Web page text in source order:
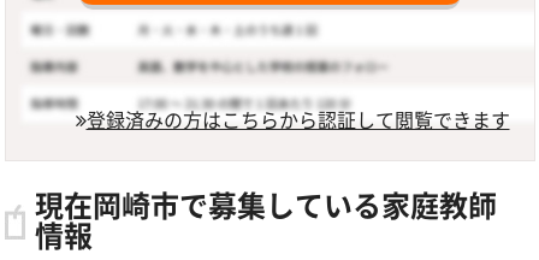
登録済みの方はこちらから認証して閲覧できます
現在岡崎市で募集している家庭教師
情報